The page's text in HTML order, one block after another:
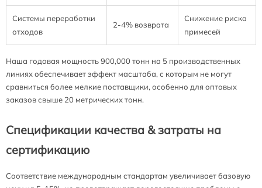
Системы переработки
отходов
2-4% возврата
Снижение риска
примесей
Наша годовая мощность 900,000 тонн на 5 производственных
линиях обеспечивает эффект масштаба, с которым не могут
сравниться более мелкие поставщики, особенно для оптовых
заказов свыше 20 метрических тонн.
Спецификации качества & затраты на
сертификацию
Соответствие международным стандартам увеличивает базовую